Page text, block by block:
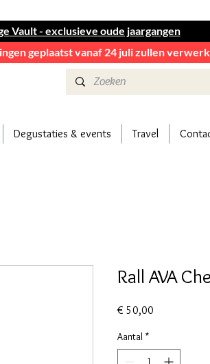
Vault - exclusieve oude jaargangen
geplaatst vanaf 24 juli zullen
Degustaties & events Travel
Rall AVA
€ 50,00
Aantal *